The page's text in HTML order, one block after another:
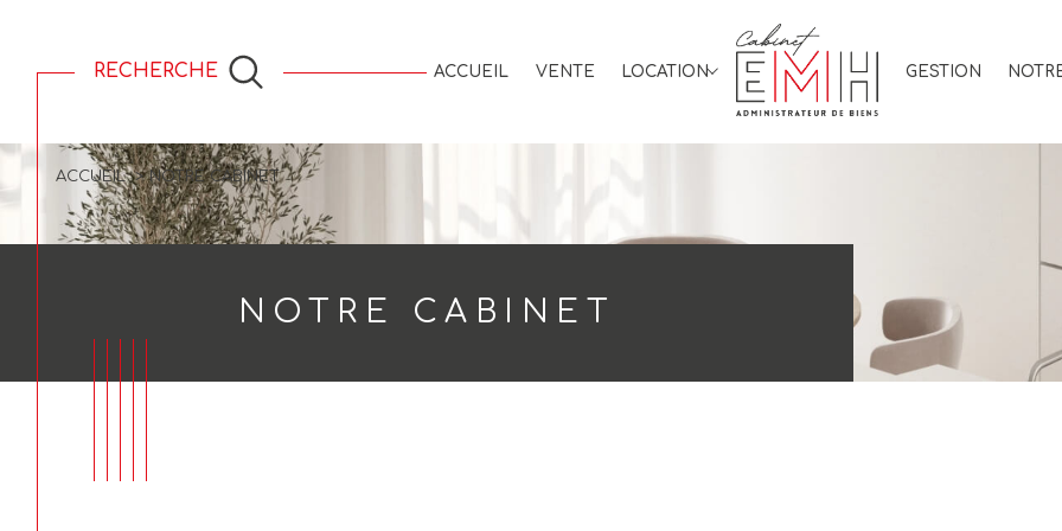
ACCUEIL VENTE LOCATION
Saisonnier Immo professionnel
GESTION
RECHERCHE
ACCUEIL NOTRE CABINET
NOTRE CABINET